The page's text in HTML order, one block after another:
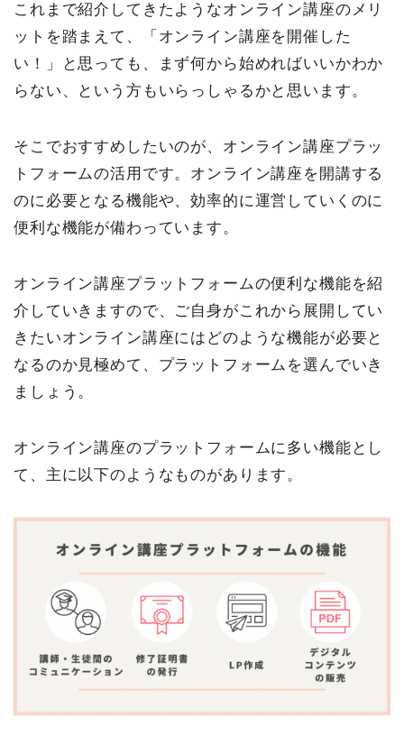
これまで紹介してきたようなオンライン講座のメリ
ットを踏まえて、「オンライン講座を開催した
い！」と思っても、まず何から始めればいいかわか
らない、という方もいらっしゃるかと思います。
そこでおすすめしたいのが、オンライン講座プラッ
トフォームの活用です。オンライン講座を開講する
のに必要となる機能や、効率的に運営していくのに
便利な機能が備わっています。
オンライン講座プラットフォームの便利な機能を紹
介していきますので、ご自身がこれから展開してい
きたいオンライン講座にはどのような機能が必要と
なるのか見極めて、プラットフォームを選んでいき
ましょう。
オンライン講座のプラットフォームに多い機能とし
て、主に以下のようなものがあります。